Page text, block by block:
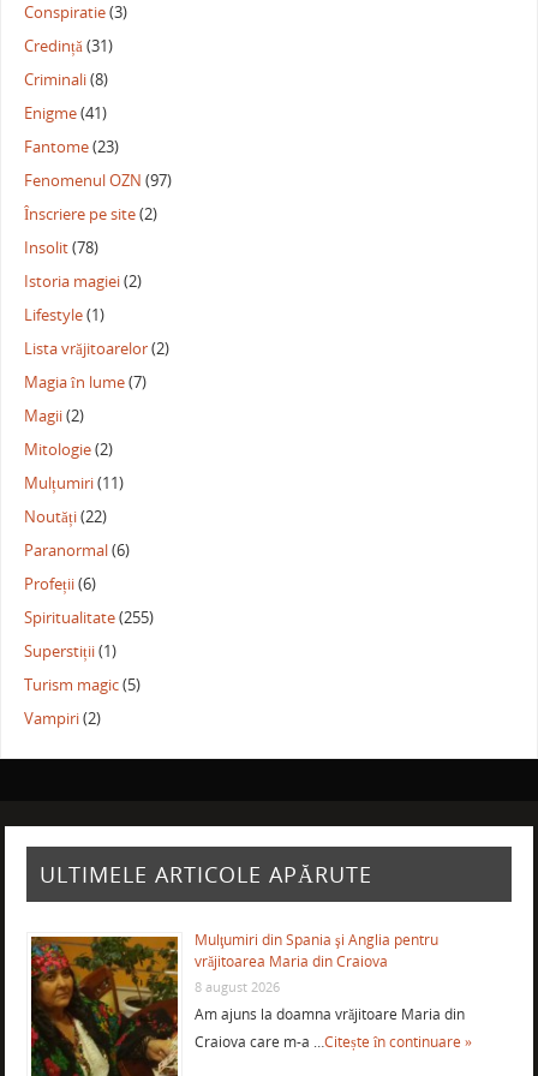
Conspiratie(3)
Credință(31)
Criminali(8)
Enigme(41)
Fantome(23)
Fenomenul OZN (97)
Înscriere pe site(2)
Insolit(78)
Istoria magiei(2)
Lifestyle(1)
Lista vrăjitoarelor(2)
Magia în lume(7)
Magii(2)
Mitologie(2)
Mulțumiri(11)
Noutăți(22)
Paranormal(6)
Profeții(6)
Spiritualitate(255)
Superstiții(1)
Turism magic(5)
Vampiri(2)
ULTIMELE ARTICOLE APĂRUTE
Mulţumiri din Spania şi Anglia pentru
vrăjitoarea Maria din Craiova
8 august 2026
Am ajuns la doamna vrăjitoare Maria din
Craiova care m-a …Citește în continuare »